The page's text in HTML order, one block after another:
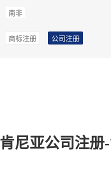
南非
商标注册 公司注册
肯尼亚公司注册